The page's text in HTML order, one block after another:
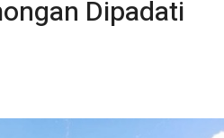
Dipadati